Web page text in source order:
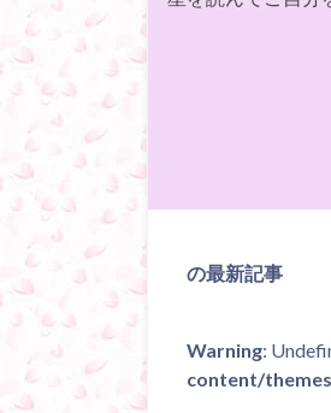
の最新記事
Warning:
content/